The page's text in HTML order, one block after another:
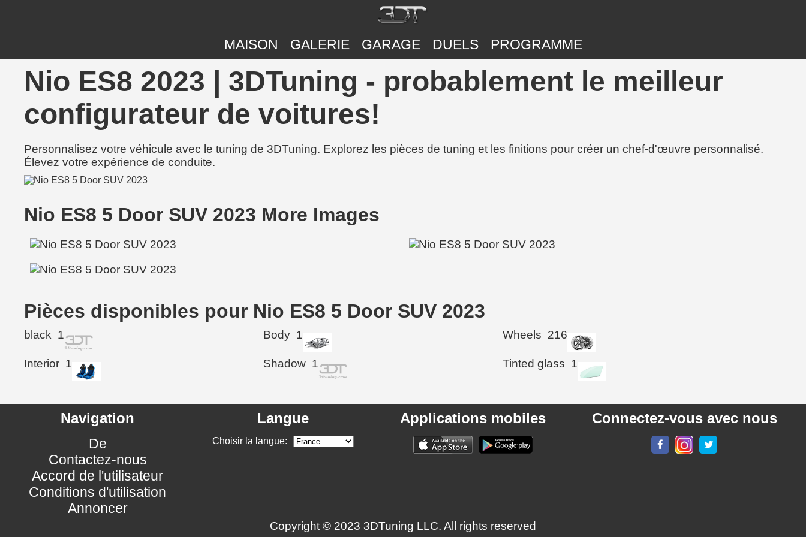
MAISON GALERIE GARAGE DUELS PROGRAMME
Nio ES8 2023 | 3DTuning - probablement le meilleur
configurateur de voitures!
Personnalisez votre véhicule avec le tuning de 3DTuning. Explorez les pièces de tuning et les finitions pour créer un chef-d'œuvre personnalisé.
Élevez votre expérience de conduite.
Nio ES8 5 Door SUV 2023 More Images
Pièces disponibles pour Nio ES8 5 Door SUV 2023
black 1 Body 1 Wheels 216
Interior 1 Shadow 1 Tinted glass 1
Navigation
De
Contactez-nous
Accord de l'utilisateur
Conditions d'utilisation
Annoncer
Langue
Choisir la langue:
Applications mobiles Connectez-vous avec nous
Copyright © 2023 3DTuning LLC. All rights reserved